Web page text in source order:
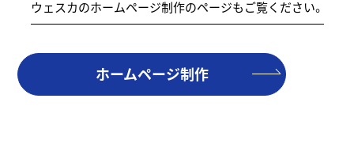
ウェスカのホームページ制作のページもご覧ください。
ホームページ制作